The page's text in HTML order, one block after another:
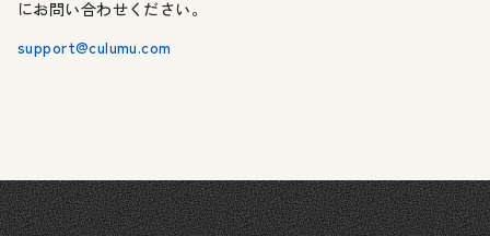
にお問い合わせください。
support@culumu.com